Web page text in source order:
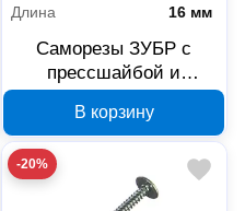
Длина
16 мм
Саморезы ЗУБР с
прессшайбой и
металлу 4,2x16 мм,
PH2, 9000 шт, 4-
300210-42-016
В корзину
-20%